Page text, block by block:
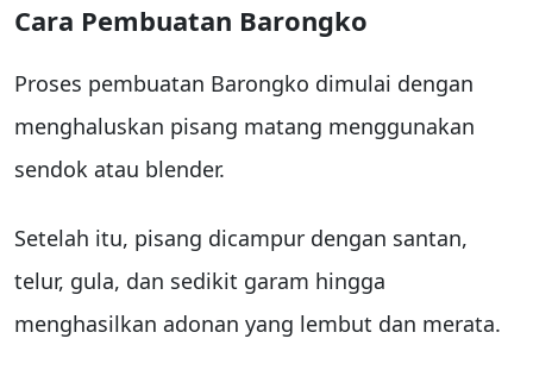
Cara Pembuatan Barongko
Proses pembuatan Barongko dimulai dengan
menghaluskan pisang matang menggunakan
sendok atau blender.
Setelah itu, pisang dicampur dengan santan,
telur, gula, dan sedikit garam hingga
menghasilkan adonan yang lembut dan merata.